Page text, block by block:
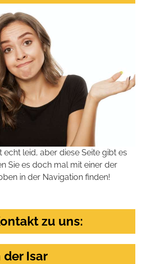
leid, aber diese Seite gibt es
Sie es doch mal mit einer der
in der Navigation finden!
zu uns:
Isar